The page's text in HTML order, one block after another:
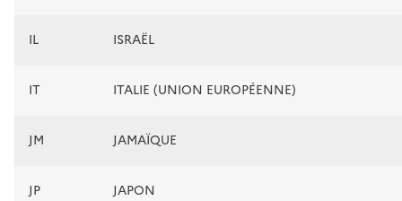
IL ISRAËL
IT ITALIE (UNION EUROPÉENNE)
JM JAMAÏQUE
JP JAPON